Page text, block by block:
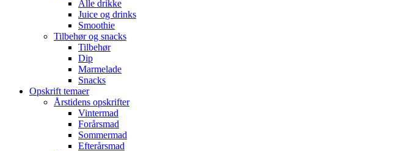
Alle drikke
Juice og drinks
Smoothie
Tilbehør og snacks
Tilbehør
Dip
Marmelade
Snacks
Opskrift temaer
Årstidens opskrifter
Vintermad
Forårsmad
Sommermad
Efterårsmad